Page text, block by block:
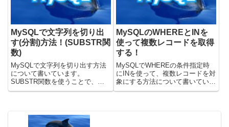
MySQLで文字列を切り出
す(分割)方法！(SUBSTR関
数)
MySQLで文字列を切り出す方法
について書いています。
SUBSTR関数を使うことで、文
字列を切り出して、部分文字列を
の記載があります。載せている
SQLはMySQLのバージョン8....
MySQLのWHEREとINを
使って複数レコードを取得
する！
MySQLでWHEREの条件指定時
にINを使って、複数レコードを対
象にする方法について書いていま
す。WHEREで条件をつけるとき